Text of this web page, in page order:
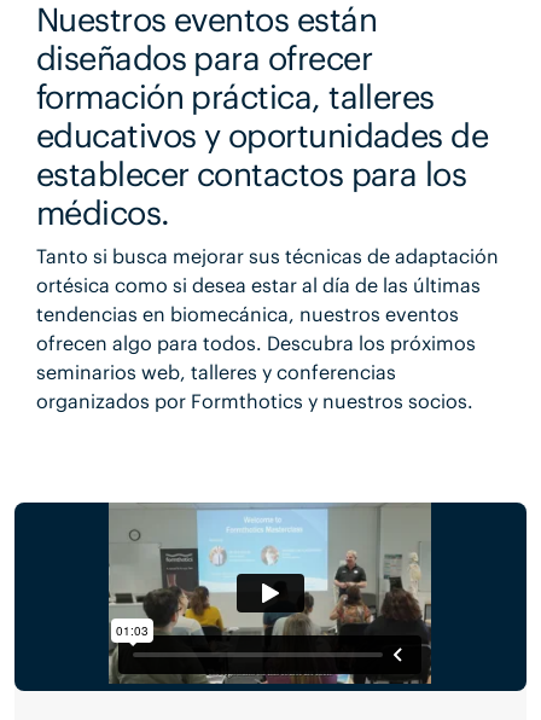
Nuestros eventos están
diseñados para ofrecer
formación práctica, talleres
educativos y oportunidades de
establecer contactos para los
médicos.
Tanto si busca mejorar sus técnicas de adaptación
ortésica como si desea estar al día de las últimas
tendencias en biomecánica, nuestros eventos
ofrecen algo para todos. Descubra los próximos
seminarios web, talleres y conferencias
organizados por Formthotics y nuestros socios.